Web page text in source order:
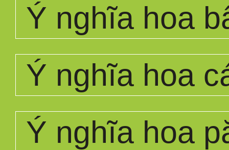
Ý nghĩa hoa
Ý nghĩa hoa
Ý nghĩa hoa